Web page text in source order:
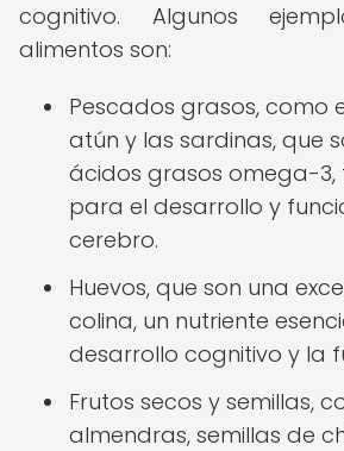
cognitivo. Algunos
alimentos son:
Pescados grasos, como
atún y las sardinas, que
ácidos grasos omega-
para el desarrollo y
cerebro.
Huevos, que son una
colina, un nutriente
desarrollo cognitivo y la
Frutos secos y semillas,
almendras, semillas de